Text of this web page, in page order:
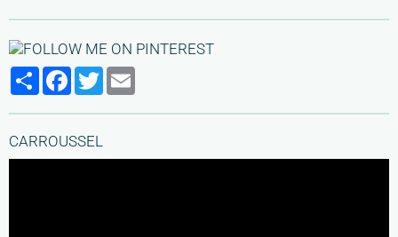
PartagerFacebook
Twitter
CARROUSSEL